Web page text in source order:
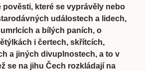
pověsti, které se vyprávěly nebo
událostech a lidech,
a bílých paních, o
i čertech, skřítcích,
a jiných divuplnostech, a to v
se na jihu Čech rozkládají na